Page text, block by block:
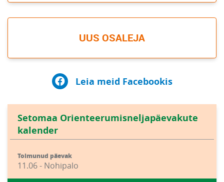
UUS OSALEJA
Leia meid Facebookis
Setomaa Orienteerumisneljapäevakute
kalender
Toimunud päevak
11.06 - Nohipalo